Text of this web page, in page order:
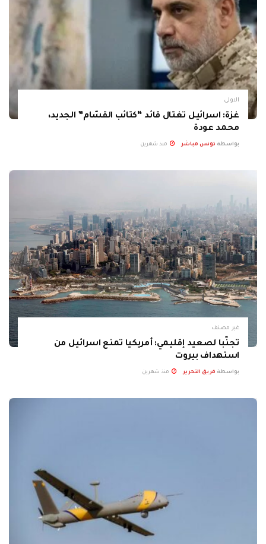
الاولى
غزة: اسرائيل تغتال قائد “كتائب القسّام” الجديد،
محمد عودة
بواسطة تونس مباشر منذ شهرين
غير مصنف
تجنّبا لصعيد إقليمي: أمريكيا تمنع اسرائيل من
استهداف بيروت
بواسطة فريق التحرير منذ شهرين